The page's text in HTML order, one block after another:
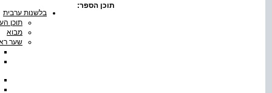
תוכן הספר:
בלשנות ערבית
תוכן
מבוא
שער